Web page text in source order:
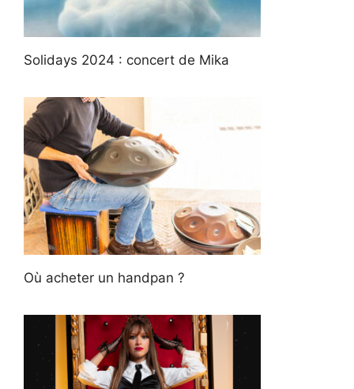
Solidays 2024 : concert de Mika
Où acheter un handpan ?